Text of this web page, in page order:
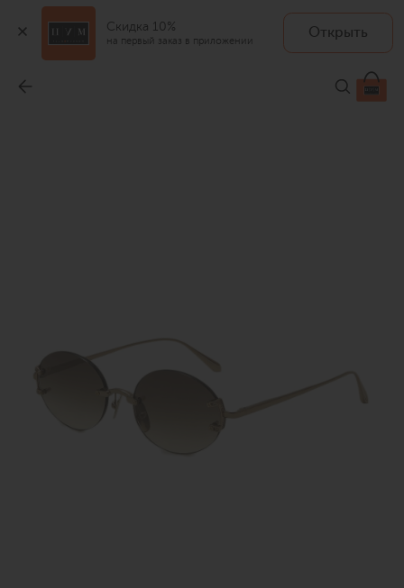
Скидка 10%
на первый заказ в приложении
Открыть
125 000 ₽